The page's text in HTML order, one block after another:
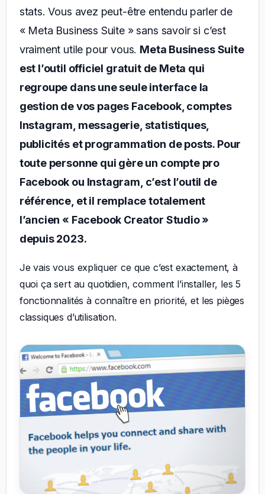
stats. Vous avez peut-être entendu parler de
« Meta Business Suite » sans savoir si c’est
vraiment utile pour vous. Meta Business Suite
est l’outil officiel gratuit de Meta qui
regroupe dans une seule interface la
gestion de vos pages Facebook, comptes
Instagram, messagerie, statistiques,
publicités et programmation de posts. Pour
toute personne qui gère un compte pro
Facebook ou Instagram, c’est l’outil de
référence, et il remplace totalement
l’ancien « Facebook Creator Studio »
depuis 2023.
Je vais vous expliquer ce que c’est exactement, à
quoi ça sert au quotidien, comment l’installer, les 5
fonctionnalités à connaître en priorité, et les pièges
classiques d’utilisation.